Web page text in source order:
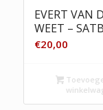
EVERT VAN
WEET –
€20,00